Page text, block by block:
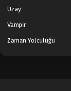
Uzay
Vampir
Zaman Yolculuğu